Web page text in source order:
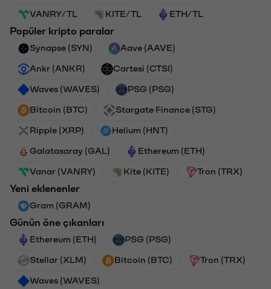
VANRY/TL KITE/TL ETH/TL
Popüler kripto paralar
Synapse (SYN) Aave (AAVE)
Ankr (ANKR) Cartesi (CTSI)
Waves (WAVES) PSG (PSG)
Bitcoin (BTC) Stargate Finance (STG)
Ripple (XRP) Helium (HNT)
Galatasaray (GAL) Ethereum (ETH)
Vanar (VANRY) Kite (KITE) Tron (TRX)
Yeni eklenenler
Gram (GRAM)
Günün öne çıkanları
Ethereum (ETH) PSG (PSG)
Stellar (XLM) Bitcoin (BTC) Tron (TRX)
Waves (WAVES)